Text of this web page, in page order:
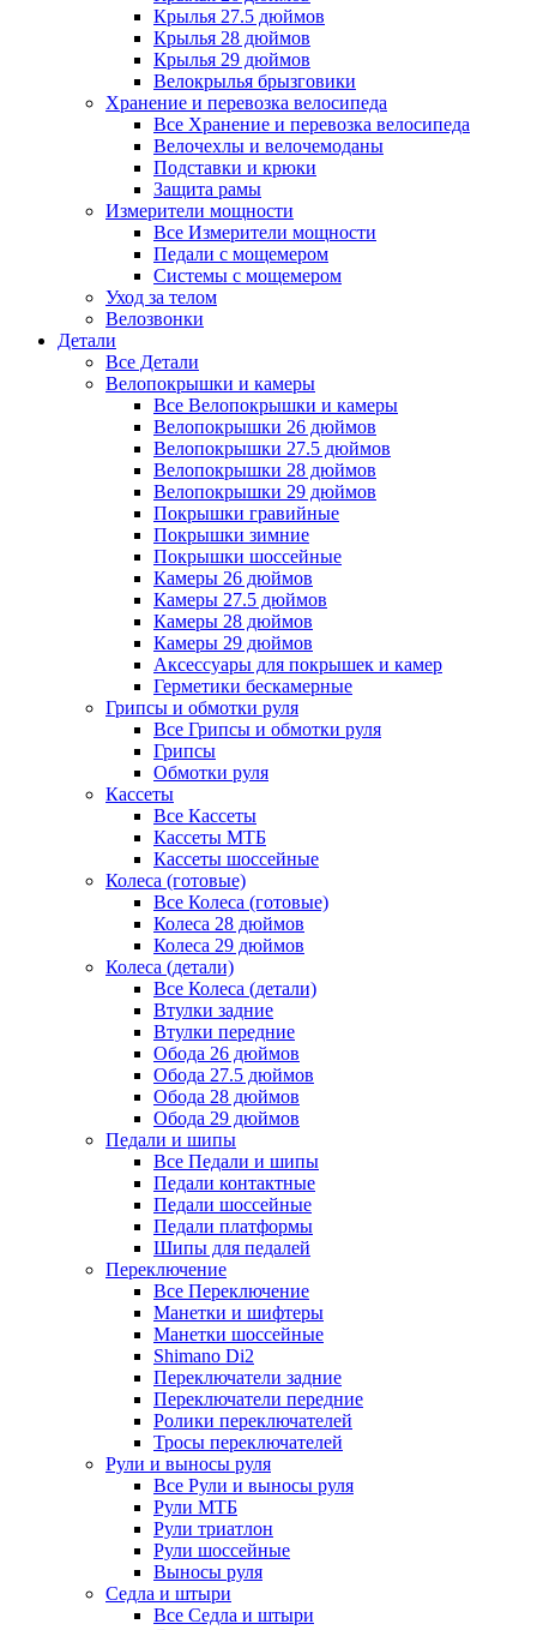
Крылья 27.5 дюймов
Крылья 28 дюймов
Крылья 29 дюймов
Велокрылья брызговики
Хранение и перевозка велосипеда
Все Хранение и перевозка велосипеда
Велочехлы и велочемоданы
Подставки и крюки
Защита рамы
Измерители мощности
Все Измерители мощности
Педали с мощемером
Системы с мощемером
Уход за телом
Велозвонки
Детали
Все Детали
Велопокрышки и камеры
Все Велопокрышки и камеры
Велопокрышки 26 дюймов
Велопокрышки 27.5 дюймов
Велопокрышки 28 дюймов
Велопокрышки 29 дюймов
Покрышки гравийные
Покрышки зимние
Покрышки шоссейные
Камеры 26 дюймов
Камеры 27.5 дюймов
Камеры 28 дюймов
Камеры 29 дюймов
Аксессуары для покрышек и камер
Герметики бескамерные
Грипсы и обмотки руля
Все Грипсы и обмотки руля
Грипсы
Обмотки руля
Кассеты
Все Кассеты
Кассеты МТБ
Кассеты шоссейные
Колеса (готовые)
Все Колеса (готовые)
Колеса 28 дюймов
Колеса 29 дюймов
Колеса (детали)
Все Колеса (детали)
Втулки задние
Втулки передние
Обода 26 дюймов
Обода 27.5 дюймов
Обода 28 дюймов
Обода 29 дюймов
Педали и шипы
Все Педали и шипы
Педали контактные
Педали шоссейные
Педали платформы
Шипы для педалей
Переключение
Все Переключение
Манетки и шифтеры
Манетки шоссейные
Shimano Di2
Переключатели задние
Переключатели передние
Ролики переключателей
Тросы переключателей
Рули и выносы руля
Все Рули и выносы руля
Рули МТБ
Рули триатлон
Рули шоссейные
Выносы руля
Седла и штыри
Все Седла и штыри